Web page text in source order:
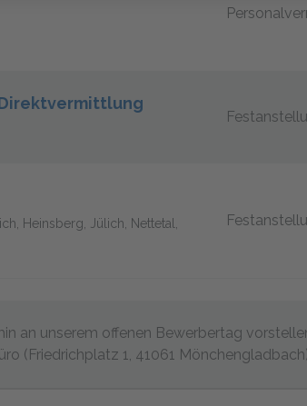
Heinsberg, Jülich, Nettetal,
an unserem offenen Bewerbertag
(Friedrichplatz 1, 41061